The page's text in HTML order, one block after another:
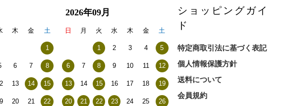
木 金 土
1
6 7 8
13 14 15
20 21 22
2026年09月
日 月 火 水 木 金 土
1 2 3 4 5
6 7 8 9 10 11 12
13 14 15 16 17 18 19
20 21 22 23 24 25 26
ショッピングガイ
ド
特定商取引法に基づく表記
個人情報保護方針
送料について
会員規約